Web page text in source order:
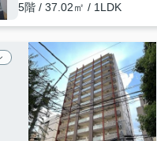
5階 / 37.02㎡ / 1LDK